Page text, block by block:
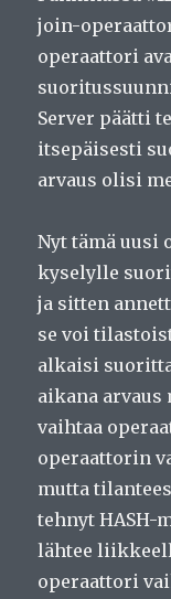
join-
operaattori
Server päätti
itsepäisesti
arvaus olisi
Nyt tämä uusi
kyselylle
ja sitten
se voi
alkaisi
aikana arvaus
vaihtaa
operaattorin
mutta
tehnyt HASH-
lähtee
operaattori